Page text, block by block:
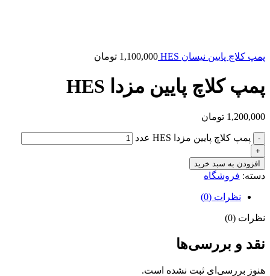
پمپ کلاچ پایین نیسان HES 1,100,000 تومان
پمپ کلاچ پایین مزدا HES
1,200,000 تومان
پمپ کلاچ پایین مزدا HES عدد
افزودن به سبد خرید
دسته: فروشگاه
نظرات (0)
نظرات (0)
نقد و بررسی‌ها
هنوز بررسی‌ای ثبت نشده است.